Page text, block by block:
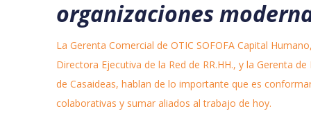
organizaciones
La Gerenta Comercial de OTIC SOFOFA Capital
Directora Ejecutiva de la Red de RR.HH., y la Gerenta de
de Casaideas, hablan de lo importante que es
colaborativas y sumar aliados al trabajo de hoy.